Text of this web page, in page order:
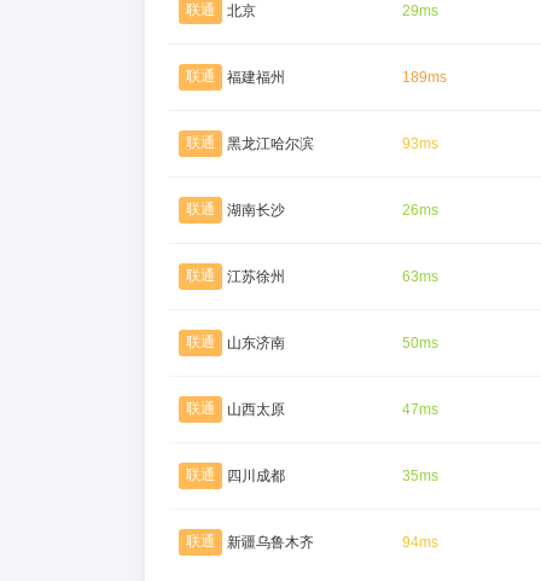
联通 北京 29ms
联通 福建福州 189ms
联通 黑龙江哈尔滨 93ms
联通 湖南长沙 26ms
联通 江苏徐州 63ms
联通 山东济南 50ms
联通 山西太原 47ms
联通 四川成都 35ms
联通 新疆乌鲁木齐 94ms